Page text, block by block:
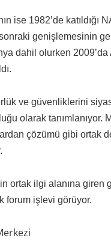
ise 1982’de
genişlemesinin
dahil olurken
ve güvenliklerini
olarak
çözümü gibi
ortak ilgi alanına
forum işlevi görüyor.